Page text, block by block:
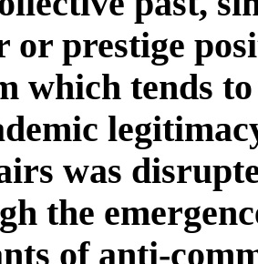
or prestige
which tends
was
the
of anti-